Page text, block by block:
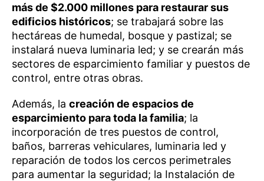
más de $2.000 millones para restaurar sus
edificios históricos; se trabajará sobre las
hectáreas de humedal, bosque y pastizal; se
instalará nueva luminaria led; y se crearán más
sectores de esparcimiento familiar y puestos de
control, entre otras obras.
Además, la creación de espacios de
esparcimiento para toda la familia; la
incorporación de tres puestos de control,
baños, barreras vehiculares, luminaria led y
reparación de todos los cercos perimetrales
para aumentar la seguridad; la Instalación de